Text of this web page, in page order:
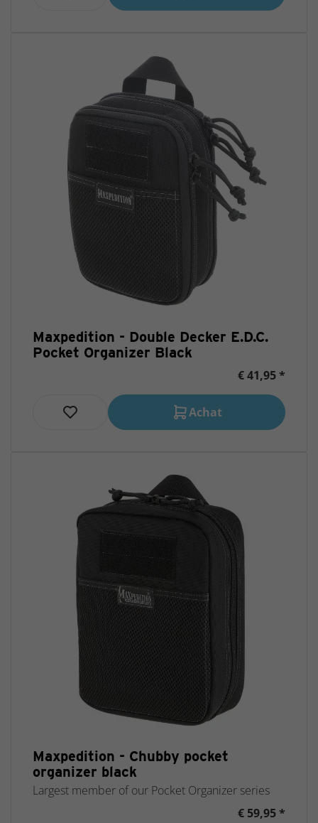
Maxpedition - Double Decker E.D.C.
Pocket Organizer Black
€ 41,95 *
Achat
Maxpedition - Chubby pocket
organizer black
Largest member of our Pocket Organizer series
€ 59,95 *